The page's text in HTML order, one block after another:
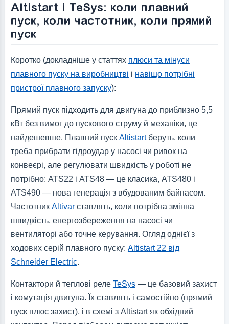
Altistart і TeSys: коли плавний
пуск, коли частотник, коли прямий
пуск
Коротко (докладніше у статтях плюси та мінуси
плавного пуску на виробництві і навіщо потрібні
пристрої плавного запуску):
Прямий пуск підходить для двигуна до приблизно 5,5
кВт без вимог до пускового струму й механіки, це
найдешевше. Плавний пуск Altistartберуть, коли
треба прибрати гідроудар у насосі чи ривок на
конвеєрі, але регулювати швидкість у роботі не
потрібно: ATS22 і ATS48 — це класика, ATS480 і
ATS490 — нова генерація з вбудованим байпасом.
Частотник Altivarставлять, коли потрібна змінна
швидкість, енергозбереження на насосі чи
вентиляторі або точне керування. Огляд однієї з
ходових серій плавного пуску: Altistart 22 від
Schneider Electric.
Контактори й теплові реле TeSys— це базовий захист
і комутація двигуна. Їх ставлять і самостійно (прямий
пуск плюс захист), і в схемі з Altistart як обхідний